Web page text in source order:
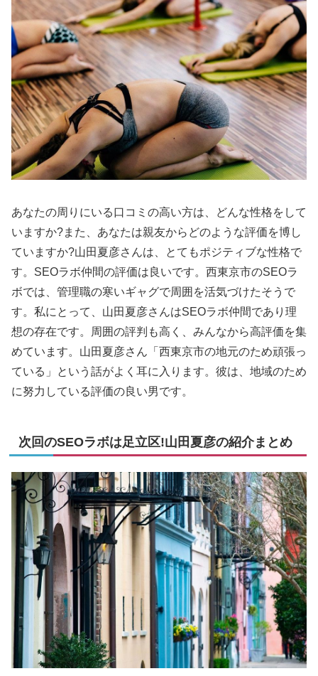
あなたの周りにいる口コミの高い方は、どんな性格をして
いますか?また、あなたは親友からどのような評価を博し
ていますか?山田夏彦さんは、とてもポジティブな性格で
す。SEOラボ仲間の評価は良いです。西東京市のSEOラ
ボでは、管理職の寒いギャグで周囲を活気づけたそうで
す。私にとって、山田夏彦さんはSEOラボ仲間であり理
想の存在です。周囲の評判も高く、みんなから高評価を集
めています。山田夏彦さん「西東京市の地元のため頑張っ
ている」という話がよく耳に入ります。彼は、地域のため
に努力している評価の良い男です。
次回のSEOラボは足立区!山田夏彦の紹介まとめ